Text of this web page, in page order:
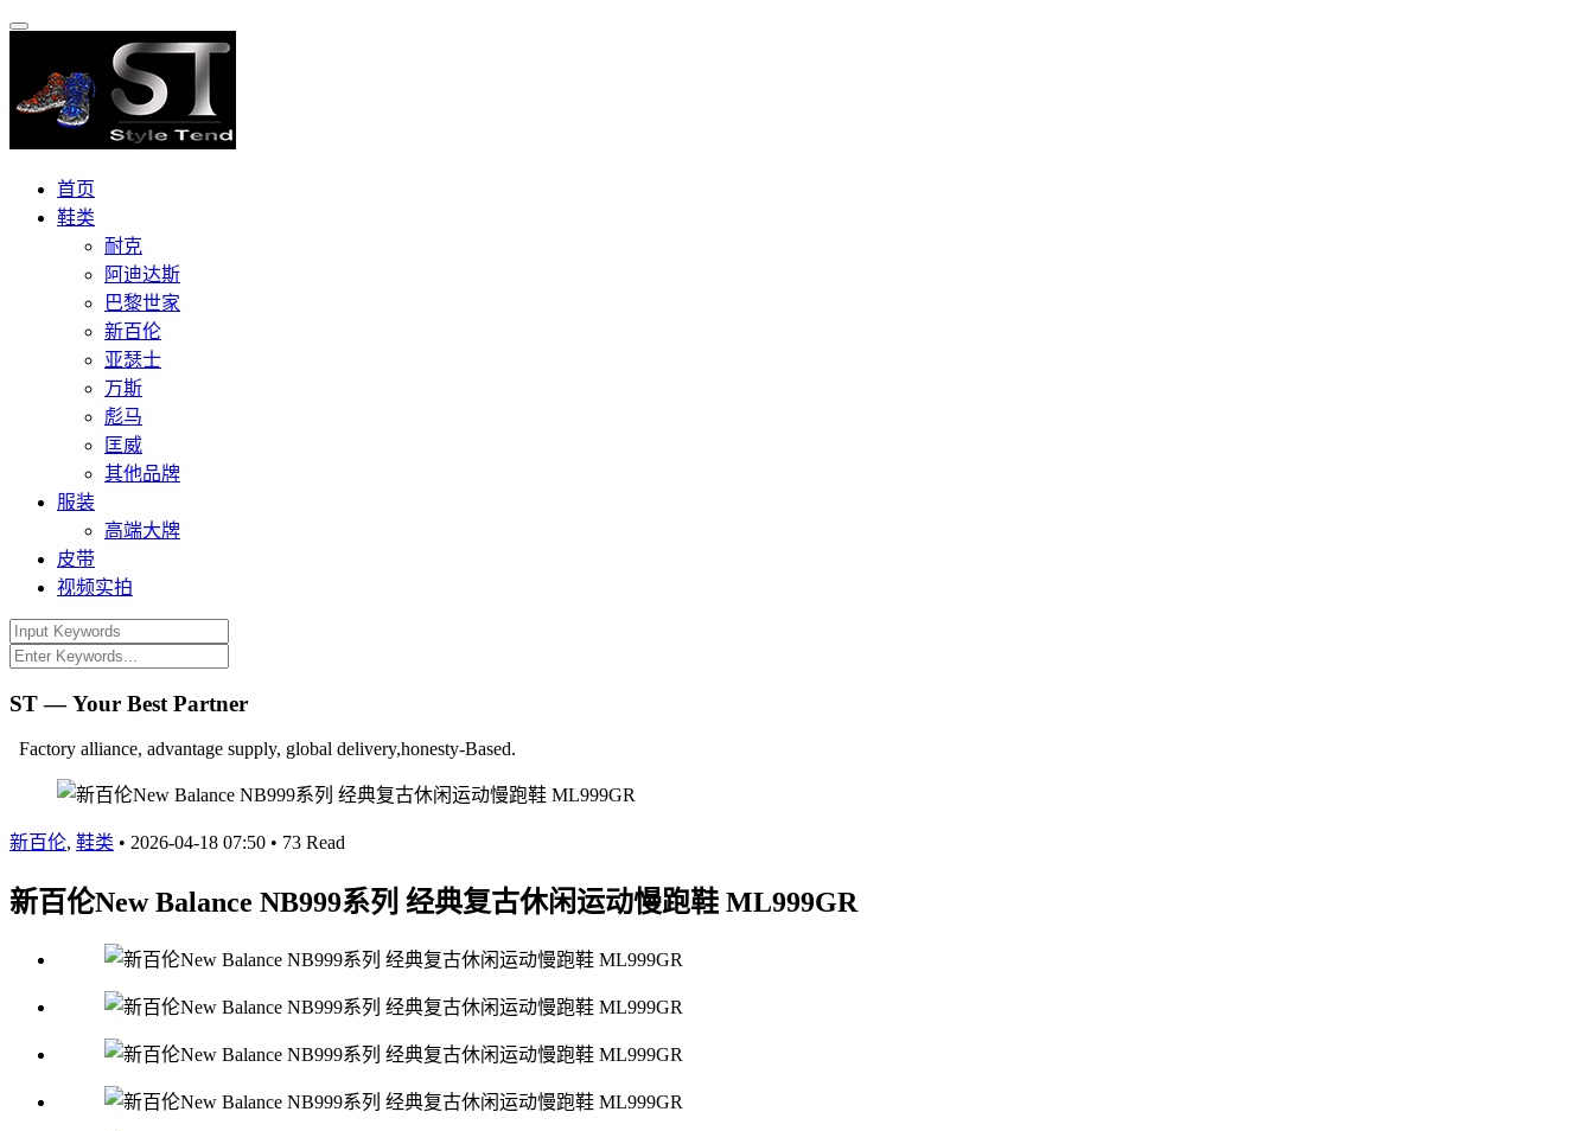
首页
鞋类
耐克
阿迪达斯
巴黎世家
新百伦
亚瑟士
万斯
彪马
匡威
其他品牌
服装
高端大牌
皮带
视频实拍
ST — Your Best Partner
Factory alliance, advantage supply, global delivery,honesty-Based.
新百伦, 鞋类 • 2026-04-18 07:50 • 73 Read
新百伦New Balance NB999系列 经典复古休闲运动慢跑鞋 ML999GR